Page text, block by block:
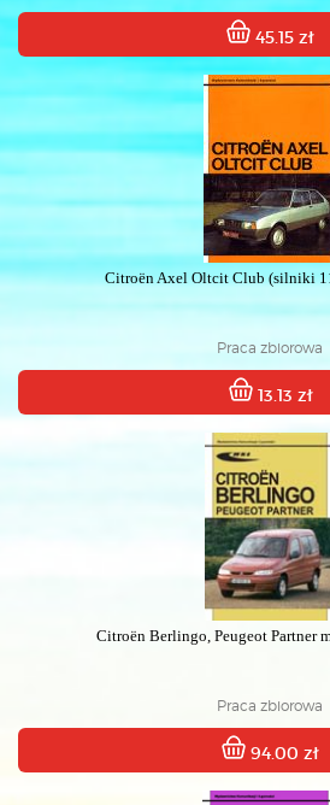
45.15 zł
Citroën Axel Oltcit Club (silniki
Praca zbiorowa
13.13 zł
Citroën Berlingo, Peugeot Partner
Praca zbiorowa
94.00 zł